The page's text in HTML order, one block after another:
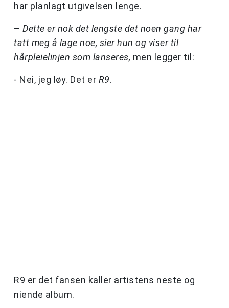
har planlagt utgivelsen lenge.
– Dette er nok det lengste det noen gang har
tatt meg å lage noe, sier hun og viser til
hårpleielinjen som lanseres, men legger til:
- Nei, jeg løy. Det er R9.
R9 er det fansen kaller artistens neste og
niende album.